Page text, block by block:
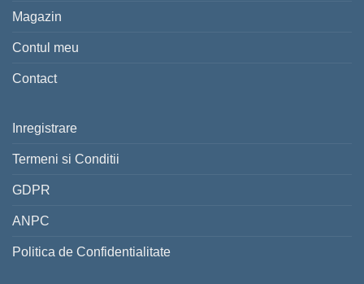
Magazin
Contul meu
Contact
Inregistrare
Termeni si Conditii
GDPR
ANPC
Politica de Confidentialitate